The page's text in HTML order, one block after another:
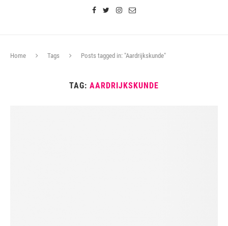
Home Tags Posts tagged in: "Aardrijkskunde"
TAG: AARDRIJKSKUNDE